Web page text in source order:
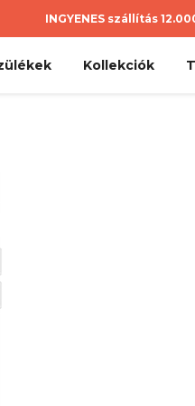
INGYENES szállítás
Kollekciók